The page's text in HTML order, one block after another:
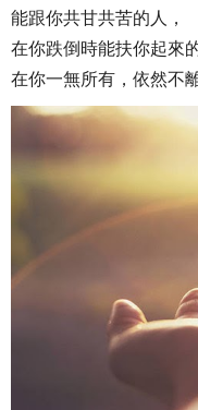
能跟你共甘共苦的人，
在你跌倒時能扶你起來
在你一無所有，依然不